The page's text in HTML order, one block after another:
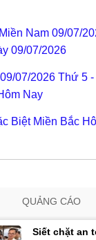
Nam 09/07/
09/07/2026
07/2026 Thứ 5
Nay
Biệt Miền Bắc
QUẢNG CÁO